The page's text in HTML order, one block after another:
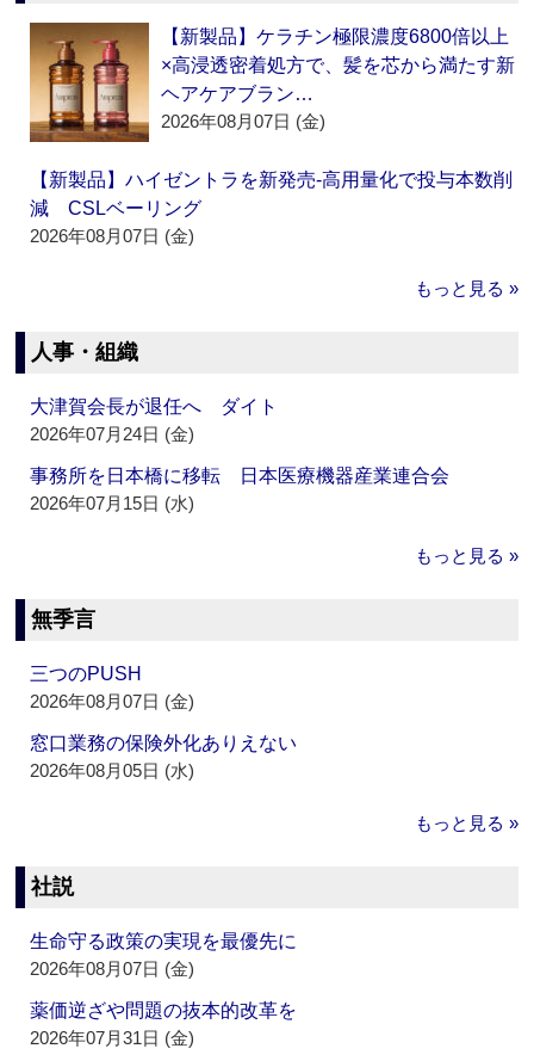
【新製品】ケラチン極限濃度6800倍以上
×高浸透密着処方で、髪を芯から満たす新
ヘアケアブラン…
2026年08月07日 (金)
【新製品】ハイゼントラを新発売‐高用量化で投与本数削
減 CSLベーリング
2026年08月07日 (金)
もっと見る »
人事・組織
大津賀会長が退任へ ダイト
2026年07月24日 (金)
事務所を日本橋に移転 日本医療機器産業連合会
2026年07月15日 (水)
もっと見る »
無季言
三つのPUSH
2026年08月07日 (金)
窓口業務の保険外化ありえない
2026年08月05日 (水)
もっと見る »
社説
生命守る政策の実現を最優先に
2026年08月07日 (金)
薬価逆ざや問題の抜本的改革を
2026年07月31日 (金)